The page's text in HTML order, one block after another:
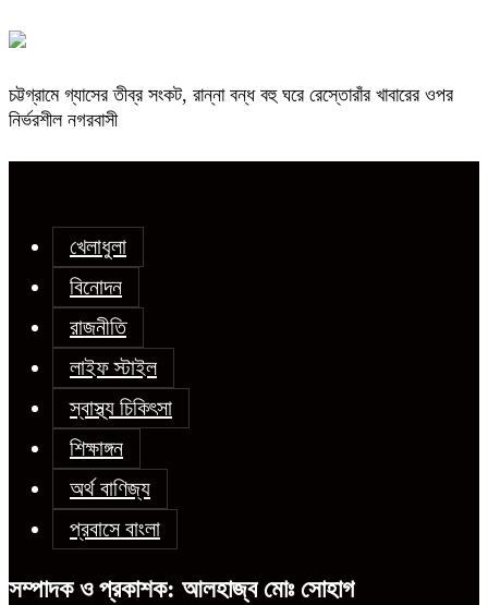
চট্টগ্রামে গ্যাসের তীব্র সংকট, রান্না বন্ধ বহু ঘরে রেস্তোরাঁর খাবারের ওপর
নির্ভরশীল নগরবাসী
খেলাধুলা
বিনোদন
রাজনীতি
লাইফ স্টাইল
স্বাস্থ্য চিকিৎসা
শিক্ষাঙ্গন
অর্থ বাণিজ্য
প্রবাসে বাংলা
সম্পাদক ও প্রকাশক: আলহাজ্ব মোঃ সোহাগ